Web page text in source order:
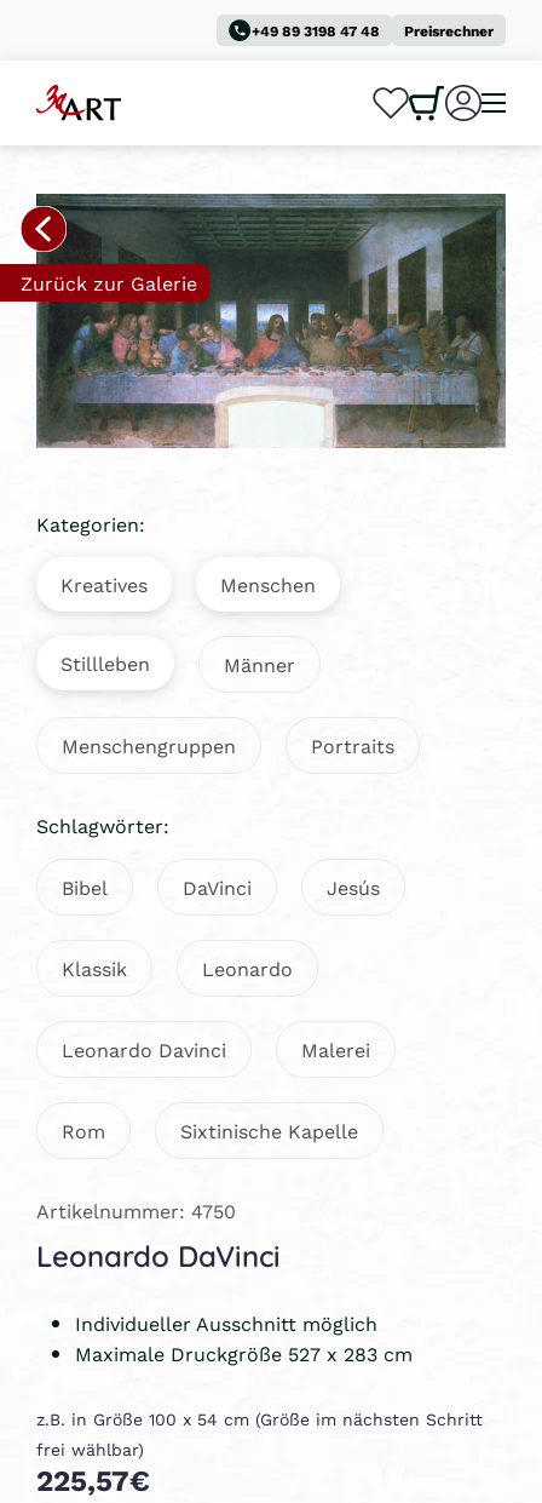
+49 89 3198 47 48 Preisrechner
0
Zurück zur Galerie
Kategorien:
Kreatives Menschen
Stillleben Männer
Menschengruppen Portraits
Schlagwörter:
Bibel DaVinci Jesús
Klassik Leonardo
Leonardo Davinci Malerei
Rom Sixtinische Kapelle
Artikelnummer: 4750
Leonardo DaVinci
Individueller Ausschnitt möglich
Maximale Druckgröße 527 x 283 cm
z.B. in Größe 100 x 54 cm (Größe im nächsten Schritt
frei wählbar)
225,57€